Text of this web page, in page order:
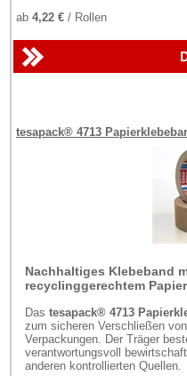
ab 4,22 € / Rollen
tesapack® 4713
Nachhaltiges Klebeband
recyclinggerechtem
Das tesapack® 4713
zum sicheren Verschließen
Verpackungen. Der Träger
verantwortungsvoll
anderen kontrollierten Quellen.